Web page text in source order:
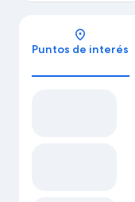
Puntos de interés